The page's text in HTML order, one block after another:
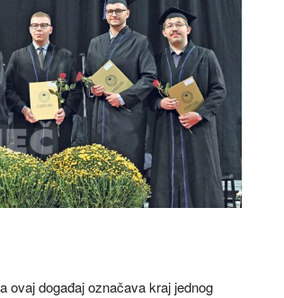
ovaj događaj označava kraj jednog